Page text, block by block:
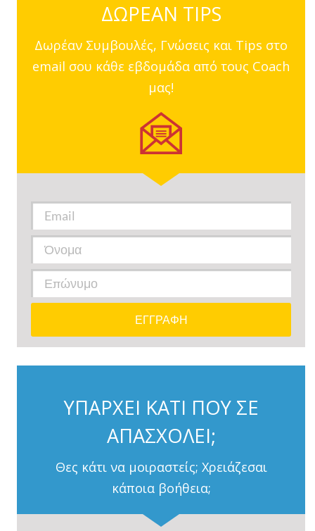
ΔΩΡΕΑΝ TIPS
Δωρέαν Συμβουλές, Γνώσεις και Tips στο
email σου κάθε εβδομάδα από τους Coach
μας!
ΥΠΑΡΧΕΙ ΚΑΤΙ ΠΟΥ ΣΕ
ΑΠΑΣΧΟΛΕΙ;
Θες κάτι να μοιραστείς; Χρειάζεσαι
κάποια βοήθεια;